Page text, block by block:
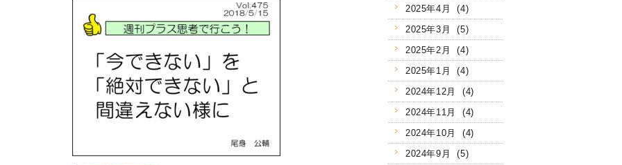
2025年4月 (4)
2025年3月 (5)
2025年2月 (4)
2025年1月 (4)
2024年12月 (4)
2024年11月 (4)
2024年10月 (4)
2024年9月 (5)